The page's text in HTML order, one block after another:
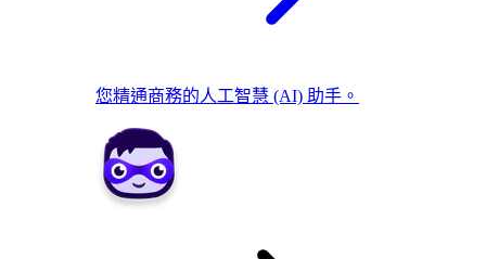
您精通商務的人工智慧 (AI) 助手。